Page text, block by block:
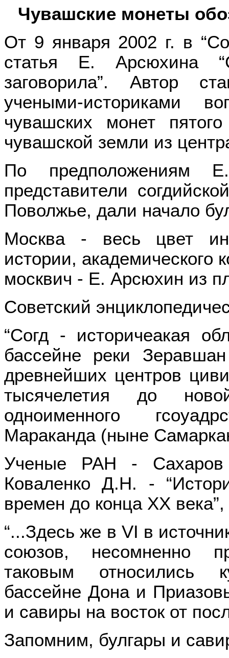
Чувашские монеты
От 9 января 2002 г. в
статья Е. Арсюхина
заговорила”. Автор
учеными-историками
чувашских монет
чувашской земли из
По предположениям
представители
Поволжье, дали начало
Москва - весь цвет
истории, академического
москвич - Е. Арсюхин из
Советский
“Согд - историчеакая
бассейне реки
древнейших центров
тысячелетия до
одноименного
Мараканда (ныне
Ученые РАН -
Коваленко Д.Н. -
времен до конца ХХ века”,
“...Здесь же в VI в
союзов, несомненно
таковым относились
бассейне Дона и
и савиры на восток от
Запомним, булгары и